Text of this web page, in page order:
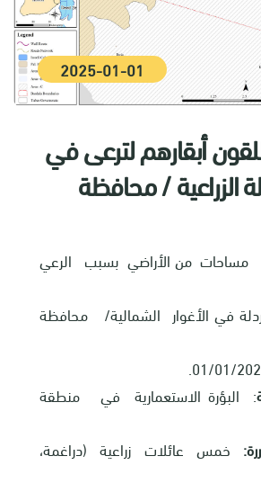
2025-01-01
أبقارهم لترعى في
الزراعية / محافظة
مساحات من الأراضي بسبب الرعي
في الأغوار الشمالية/ محافظة
: البؤرة الاستعمارية في منطقة
خمس عائلات زراعية (دراغمة،